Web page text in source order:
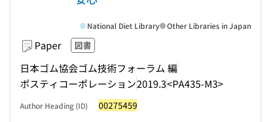
Paper 図書
日本ゴム協会ゴム技術フォーラム 編
ポスティコーポレーション2019.3<PA435-M3>
National Diet Library Other Libraries in Japan
Author Heading (ID) 00275459